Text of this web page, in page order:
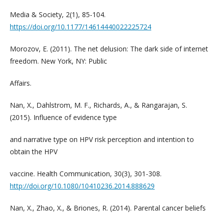
Media & Society, 2(1), 85-104.
https://doi.org/10.1177/14614440022225724
Morozov, E. (2011). The net delusion: The dark side of internet
freedom. New York, NY: Public
Affairs.
Nan, X., Dahlstrom, M. F., Richards, A., & Rangarajan, S.
(2015). Influence of evidence type
and narrative type on HPV risk perception and intention to
obtain the HPV
vaccine. Health Communication, 30(3), 301-308.
http://doi.org/10.1080/10410236.2014.888629
Nan, X., Zhao, X., & Briones, R. (2014). Parental cancer beliefs